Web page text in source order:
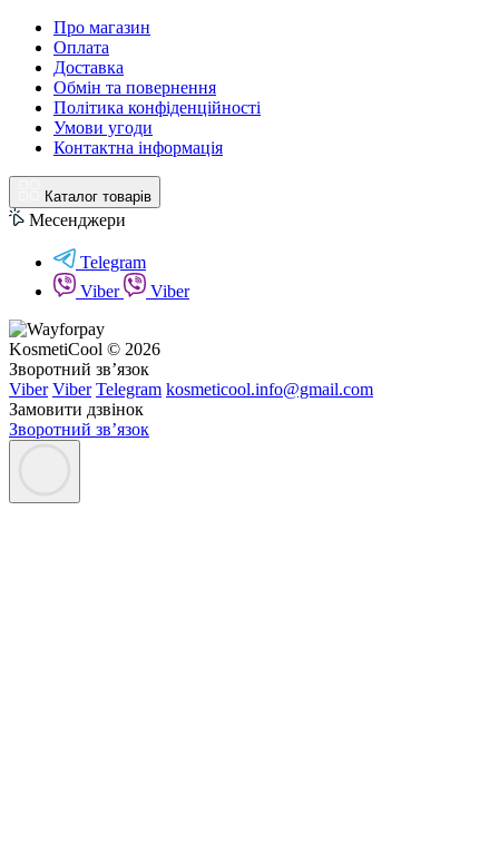
Про магазин
Оплата
Доставка
Обмін та повернення
Політика конфіденційності
Умови угоди
Контактна інформація
Каталог товарів
Месенджери
Telegram
Viber
Viber
KosmetiCool © 2026
Зворотний зв’язок
Viber Viber Telegram kosmeticool.info@gmail.com
Замовити дзвінок
Зворотний зв’язок